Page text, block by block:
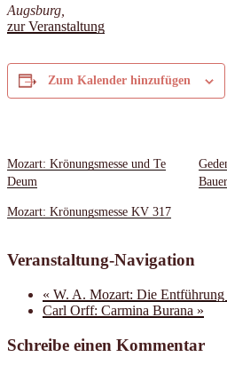
Augsburg
zur Veranstaltung
Zum Kalender hinzufügen
Mozart: Krönungsmesse und Te
Deum
Mozart: Krönungsmesse KV 317
Veranstaltung-Navigation
« W. A. Mozart: Die Entführung
Carl Orff: Carmina Burana »
Schreibe einen Kommentar